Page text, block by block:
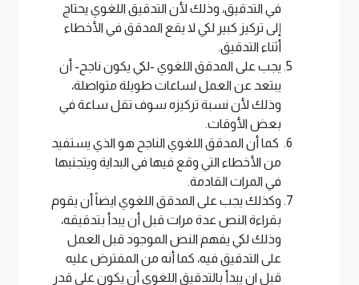
في التدقيق، وذلك لأن التدقيق اللغوي يحتاج
إلى تركيز كبير لكي لا يقع المدقق في الأخطاء
أثناء التدقيق.
يجب على المدقق اللغوي -لكي يكون ناجح- أن
يبتعد عن العمل لساعات طويلة متواصلة،
وذلك لأن نسبة تركيزه سوف تقل ساعة في
بعض الأوقات.
كما أن المدقق اللغوي الناجح هو الذي يستفيد
من الأخطاء التي وقع فيها في البداية ويتجنبها
في المرات القادمة.
وكذلك يجب على المدقق اللغوي ايضاً أن يقوم
بقراءة النص عدة مرات قبل أن يبدأ بتدقيقه،
وذلك لكي يفهم النص الموجود قبل العمل
على التدقيق فيه، كما أنه من المفترض عليه
قبل ان يبدأ بالتدقيق اللغوي أن يكون على قدر